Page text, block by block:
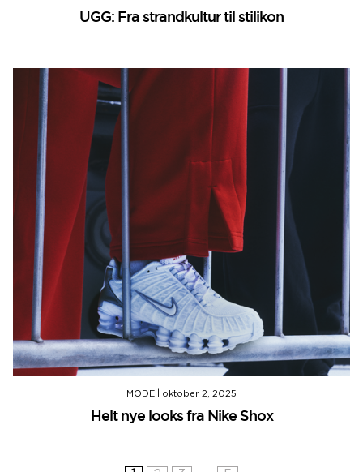
UGG: Fra strandkultur til stilikon
MODE oktober 2, 2025
Helt nye looks fra Nike Shox